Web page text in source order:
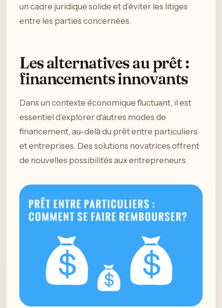
un cadre juridique solide et d’éviter les litiges
entre les parties concernées.
Les alternatives au prêt :
financements innovants
Dans un contexte économique fluctuant, il est
essentiel d’explorer d’autres modes de
financement, au-delà du prêt entre particuliers
et entreprises. Des solutions novatrices offrent
de nouvelles possibilités aux entrepreneurs.